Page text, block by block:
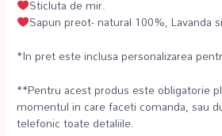
Sticluta de mir.
Sapun preot- natural 100%, Lavanda
*In pret este inclusa personalizarea
**Pentru acest produs este obligatorie
momentul in care faceti comanda, sau
telefonic toate detaliile.